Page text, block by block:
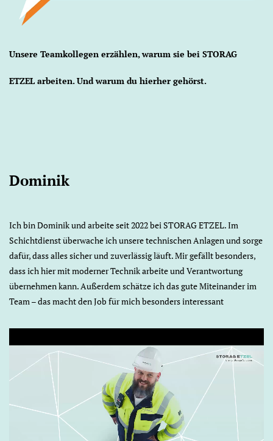
Unsere Teamkollegen erzählen, warum sie bei STORAG
ETZEL arbeiten. Und warum du hierher gehörst.
Dominik
Ich bin Dominik und arbeite seit 2022 bei STORAG ETZEL. Im
Schichtdienst überwache ich unsere technischen Anlagen und sorge
dafür, dass alles sicher und zuverlässig läuft. Mir gefällt besonders,
dass ich hier mit moderner Technik arbeite und Verantwortung
übernehmen kann. Außerdem schätze ich das gute Miteinander im
Team – das macht den Job für mich besonders interessant